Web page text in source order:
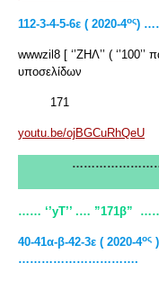
112-3-4-5-6ε ( 2020-4ος)
wwwzil8 [ ‘’ΖΗΛ’’ ( ‘’100’’
υποσελίδων
171
youtu.be/ojBGCuRhQeU
………………………
…… ‘’yT’’ .… ”171β”
40-41α-β-42-3ε ( 2020-4ος )
………………………….